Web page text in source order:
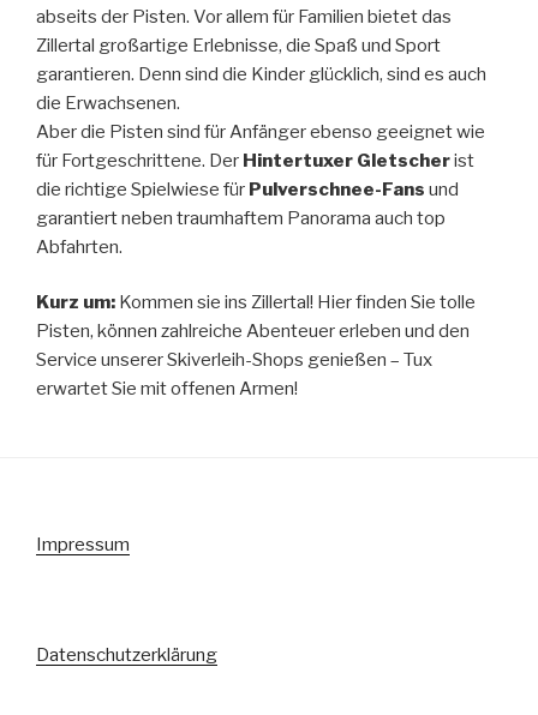
abseits der Pisten. Vor allem für Familien bietet das
Zillertal großartige Erlebnisse, die Spaß und Sport
garantieren. Denn sind die Kinder glücklich, sind es auch
die Erwachsenen.
Aber die Pisten sind für Anfänger ebenso geeignet wie
für Fortgeschrittene. Der Hintertuxer Gletscherist
die richtige Spielwiese für Pulverschnee-Fans und
garantiert neben traumhaftem Panorama auch top
Abfahrten.
Kurz um: Kommen sie ins Zillertal! Hier finden Sie tolle
Pisten, können zahlreiche Abenteuer erleben und den
Service unserer Skiverleih-Shops genießen – Tux
erwartet Sie mit offenen Armen!
Impressum
Datenschutzerklärung